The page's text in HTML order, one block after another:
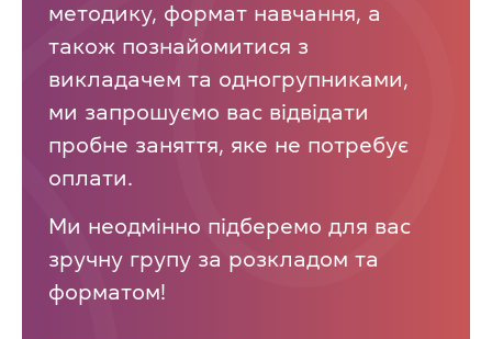
методику, формат навчання, а
також познайомитися з
викладачем та одногрупниками,
ми запрошуємо вас відвідати
пробне заняття, яке не потребує
оплати.
Ми неодмінно підберемо для вас
зручну групу за розкладом та
форматом!